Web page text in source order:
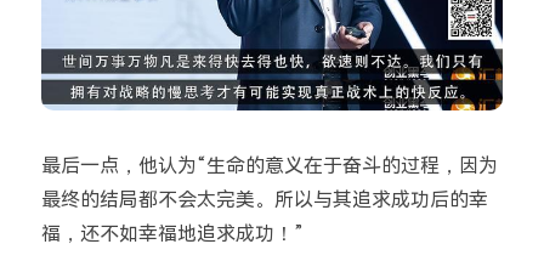
最后一点，他认为“生命的意义在于奋斗的过程，因为
最终的结局都不会太完美。所以与其追求成功后的幸
福，还不如幸福地追求成功！”